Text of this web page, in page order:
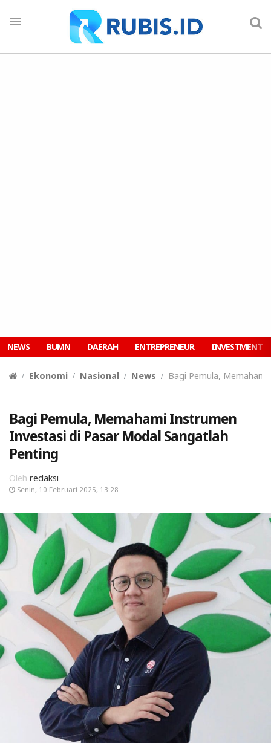
NEWS BUMN DAERAH ENTREPRENEUR INVESTMENT
Ekonomi Nasional News Bagi Pemula,
Bagi Pemula, Memahami Instrumen
Investasi di Pasar Modal Sangatlah
Penting
Oleh redaksi
Senin, 10 Februari 2025, 13:28